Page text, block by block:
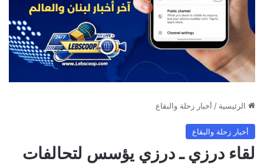
الرئيسية / أخبار زحلة والبقاع
أخبار زحلة والبقاع
لقاء درزي ـ درزي يؤسس لتحالفات